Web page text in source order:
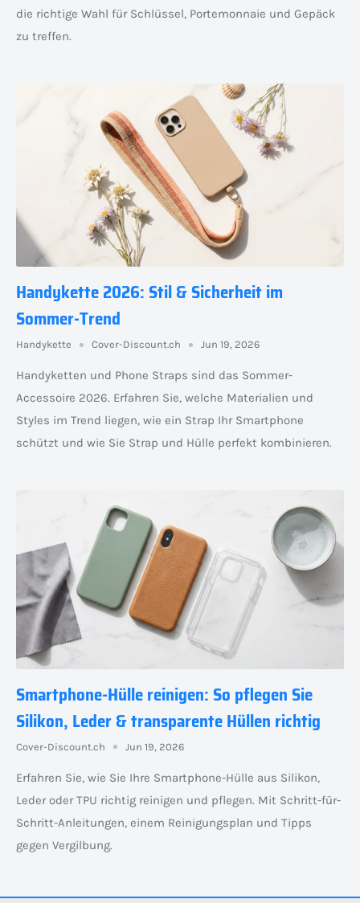
die richtige Wahl für Schlüssel, Portemonnaie und Gepäck
zu treffen.
Handykette 2026: Stil & Sicherheit im
Sommer-Trend
Handykette Cover-Discount.ch Jun 19, 2026
Handyketten und Phone Straps sind das Sommer-
Accessoire 2026. Erfahren Sie, welche Materialien und
Styles im Trend liegen, wie ein Strap Ihr Smartphone
schützt und wie Sie Strap und Hülle perfekt kombinieren.
Smartphone-Hülle reinigen: So pflegen Sie
Silikon, Leder & transparente Hüllen richtig
Cover-Discount.ch Jun 19, 2026
Erfahren Sie, wie Sie Ihre Smartphone-Hülle aus Silikon,
Leder oder TPU richtig reinigen und pflegen. Mit Schritt-für-
Schritt-Anleitungen, einem Reinigungsplan und Tipps
gegen Vergilbung.